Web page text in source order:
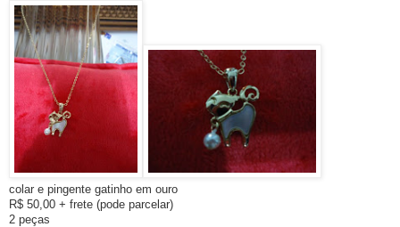
colar e pingente gatinho em ouro
R$ 50,00 + frete (pode parcelar)
2 peças